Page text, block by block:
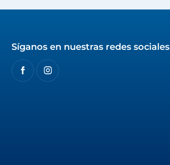
Síganos en nuestras redes sociales